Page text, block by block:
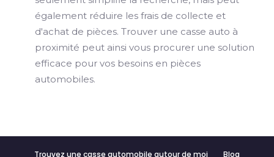
également réduire les frais de collecte et
d'achat de pièces. Trouver une casse auto à
proximité peut ainsi vous procurer une solution
efficace pour vos besoins en pièces
automobiles.
Trouvez une casse automobile autour de moi Blog